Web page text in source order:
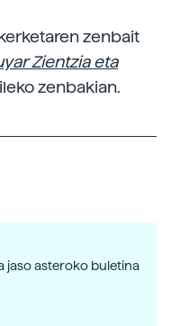
zenbait
Zientzia eta
zenbakian.
jaso asteroko buletina